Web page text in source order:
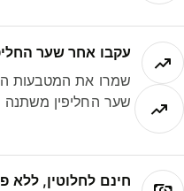
עקבו אחר שער
שמרו את המטבעות
שער החליפין משתנה
חינם לחלוטין, ללא